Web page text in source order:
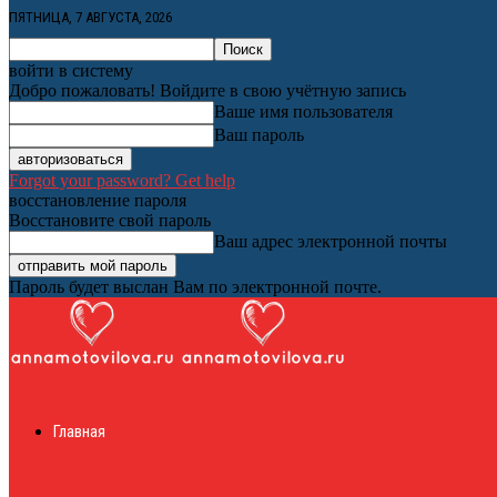
ПЯТНИЦА, 7 АВГУСТА, 2026
войти в систему
Добро пожаловать! Войдите в свою учётную запись
Ваше имя пользователя
Ваш пароль
Forgot your password? Get help
восстановление пароля
Восстановите свой пароль
Ваш адрес электронной почты
Пароль будет выслан Вам по электронной почте.
Главная